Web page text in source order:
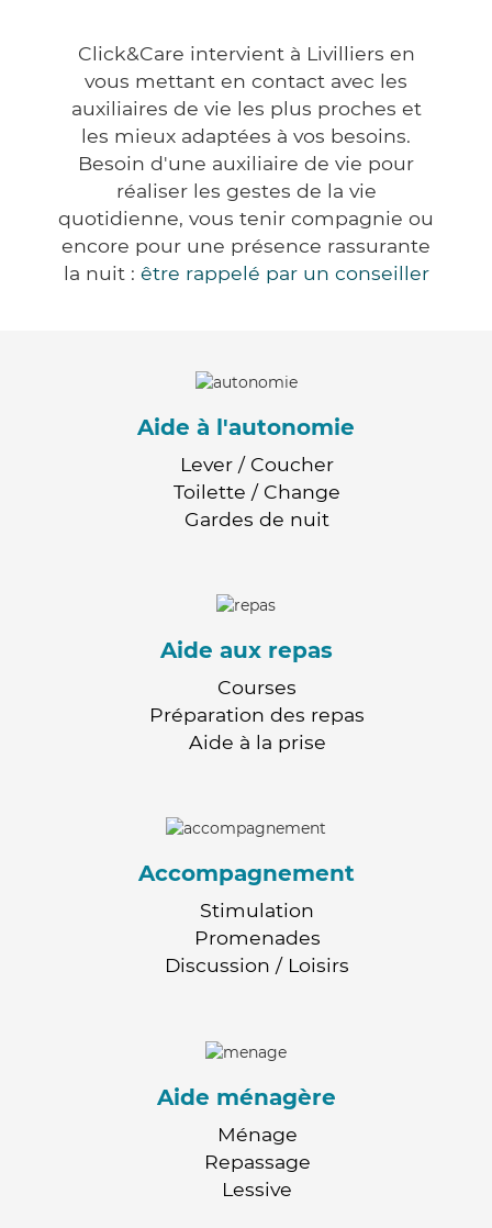
Click&Care intervient à Livilliers en
vous mettant en contact avec les
auxiliaires de vie les plus proches et
les mieux adaptées à vos besoins.
Besoin d'une auxiliaire de vie pour
réaliser les gestes de la vie
quotidienne, vous tenir compagnie ou
encore pour une présence rassurante
la nuit : être rappelé par un conseiller
Aide à l'autonomie
Lever / Coucher
Toilette / Change
Gardes de nuit
Aide aux repas
Courses
Préparation des repas
Aide à la prise
Accompagnement
Stimulation
Promenades
Discussion / Loisirs
Aide ménagère
Ménage
Repassage
Lessive